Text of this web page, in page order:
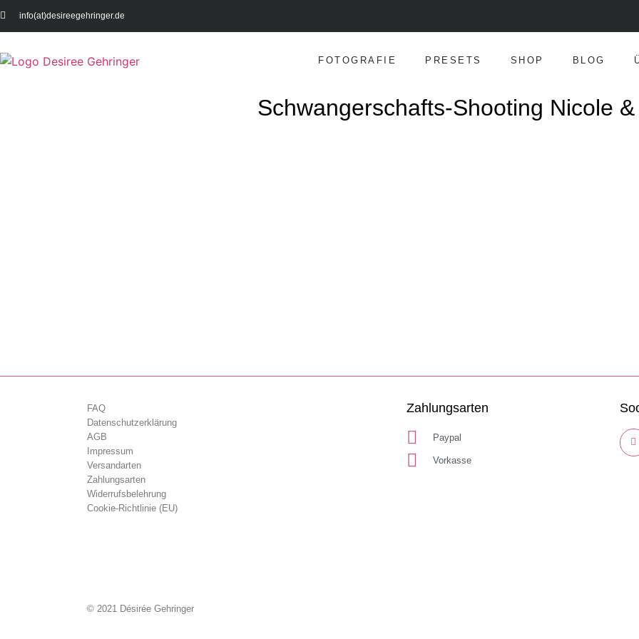
info(at)desireegehringer.de
FOTOGRAFIE PRESETS SHOP BLOG
Schwangerschafts-Shooting Nicole
FAQ
Datenschutzerklärung
AGB
Impressum
Versandarten
Zahlungsarten
Widerrufsbelehrung
Cookie-Richtlinie (EU)
Zahlungsarten
Paypal
Vorkasse
© 2021 Désirée Gehringer